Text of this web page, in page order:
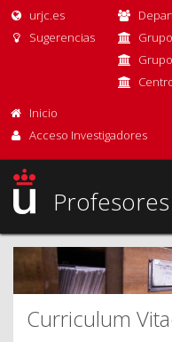
urjc.es
Sugerencias
Inicio
Acceso Investigadores
Curriculum